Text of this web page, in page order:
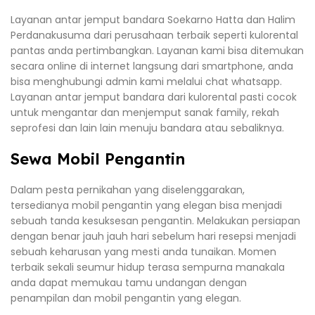
Layanan antar jemput bandara Soekarno Hatta dan Halim
Perdanakusuma dari perusahaan terbaik seperti kulorental
pantas anda pertimbangkan. Layanan kami bisa ditemukan
secara online di internet langsung dari smartphone, anda
bisa menghubungi admin kami melalui chat whatsapp.
Layanan antar jemput bandara dari kulorental pasti cocok
untuk mengantar dan menjemput sanak family, rekah
seprofesi dan lain lain menuju bandara atau sebaliknya.
Sewa Mobil Pengantin
Dalam pesta pernikahan yang diselenggarakan,
tersedianya mobil pengantin yang elegan bisa menjadi
sebuah tanda kesuksesan pengantin. Melakukan persiapan
dengan benar jauh jauh hari sebelum hari resepsi menjadi
sebuah keharusan yang mesti anda tunaikan. Momen
terbaik sekali seumur hidup terasa sempurna manakala
anda dapat memukau tamu undangan dengan
penampilan dan mobil pengantin yang elegan.